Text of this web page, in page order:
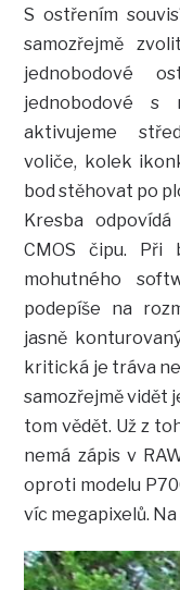
S ostřením
samozřejmě
jednobodové
jednobodové s
aktivujeme
voliče, kolek
bod stěhovat po
Kresba
CMOS čipu. Při
mohutného
podepíše na
jasně
kritická je tráva
samozřejmě vidět
tom vědět. Už z
nemá zápis v
oproti modelu
víc megapixelů. Na